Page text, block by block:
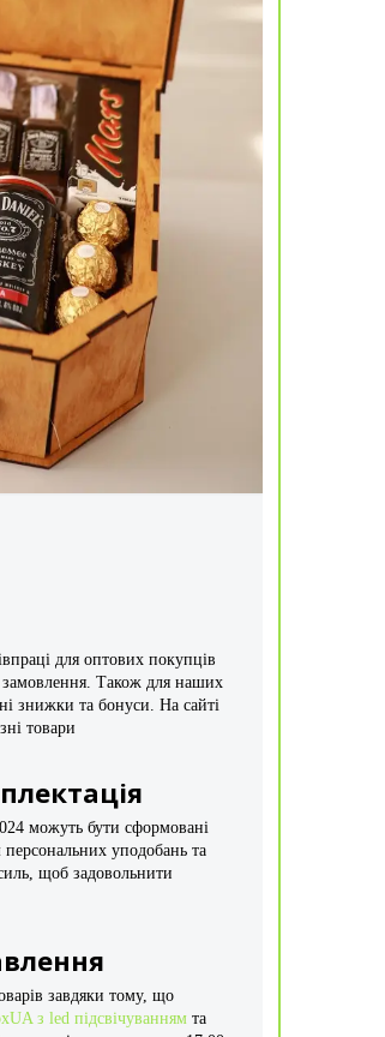
для оптових покупців
Також для наших
знижки та бонуси. На сайті
товари
можуть бути сформовані
персональних уподобань та
щоб задовольнити
завдяки тому, що
з led підсвічуванням та